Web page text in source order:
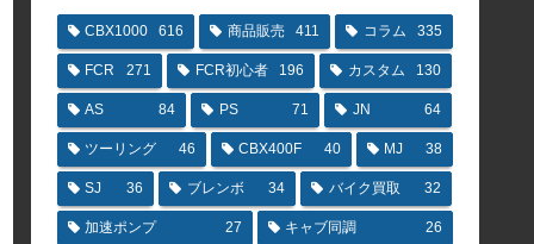
CBX1000 616 商品販売 411 コラム 335
FCR 271 FCR初心者 196 カスタム 130
AS 84 PS 71 JN 64
ツーリング 46 CBX400F 40 MJ 38
SJ 36 ブレンボ 34 バイク買取 32
加速ポンプ 27 キャブ同調 26